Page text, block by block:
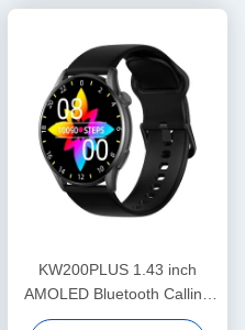
KW200PLUS 1.43 inch
AMOLED Bluetooth Calling
Smartwatch IP68 waterdicht